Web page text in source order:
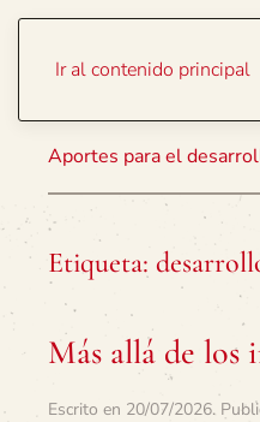
Ir al contenido principal
Aportes para el
Etiqueta:
Más allá de los
Escrito en 20/07/2026.